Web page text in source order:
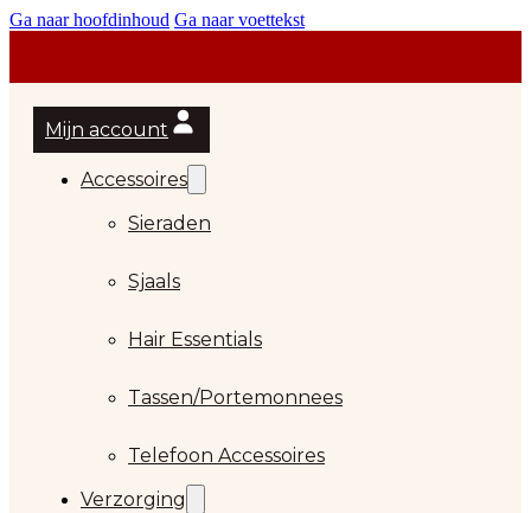
Ga naar hoofdinhoud Ga naar voettekst
Mijn account
Accessoires
Sieraden
Sjaals
Hair Essentials
Tassen/Portemonnees
Telefoon Accessoires
Verzorging